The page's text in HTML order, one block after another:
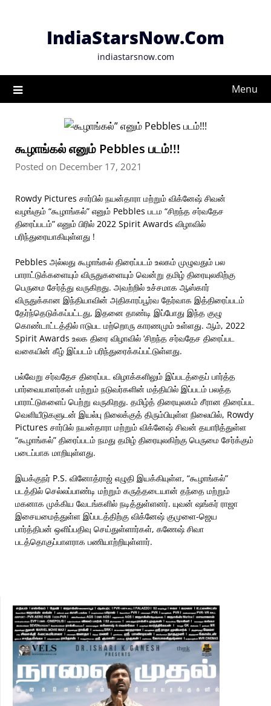
IndiaStarsNow.Com
indiastarsnow.com
Menu
கூழாங்கல் எனும் Pebbles படம்!!!
Posted on December 17, 2021
Rowdy Pictures சார்பில் நயன்தாரா மற்றும் விக்னேஷ் சிவன்
வழங்கும் “கூழாங்கல்” எனும் Pebbles படம “சிறந்த சர்வதேச
திரைப்படம்” எனும் பிரில் 2022 Spirit Awards விழாவில்
பரிந்துரையாகியுள்ளது !
Pebbles அல்லது கூழாங்கல் திரைப்படம் உலகம் முழுவதும் பல
பாராட்டுக்களையும் விருதுகளையும் வென்று தமிழ் திரையுலகிற்கு
பெருமை சேர்த்து வருகிறது. அவற்றில் உச்சமாக ஆஸ்கார்
விருதுக்கான இந்தியாவின் அதிகாரப்பூர்வ தேர்வாக இத்திரைப்படம்
தேர்ந்தெடுக்கப்பட்டது, இதனை தாண்டி இப்போது இந்த குழு
கொண்டாட்டத்தில் ஈடுபட மற்றொரு காரணமும் உள்ளது. ஆம், 2022
Spirit Awards உலக திரை விழாவில் ‘சிறந்த சர்வதேச திரைப்பட
வகையின் கீழ் இப்படம் பரிந்துரைக்கப்பட்டுள்ளது.
பல்வேறு சர்வதேச திரைப்பட விழாக்களிலும் இப்படத்தைப் பார்த்த
பார்வையாளர்கள் மற்றும் நடுவர்களின் மத்தியில் இப்படம் பலத்த
பாராட்டுகளைப் பெற்று வருகிறது. தமிழ்த் திரையுலகம் சீரான திரைப்பட
வெளியீடுகளுடன் இயல்பு நிலைக்குத் திரும்பியுள்ள நிலையில், Rowdy
Pictures சார்பில் நயன்தாரா மற்றும் விக்னேஷ் சிவன் தயாரித்துள்ள
“கூழாங்கல்” திரைப்படம் நமது தமிழ் திரையுலகிற்கு பெருமை சேர்க்கும்
படைப்பாக மாறியுள்ளது.
இயக்குநர் P.S. வினோத்ராஜ் எழுதி இயக்கியுள்ள, “கூழாங்கல்”
படத்தில் செல்லப்பாண்டி மற்றும் கருத்தடையான் தந்தை மற்றும்
மகனாக முக்கிய வேடங்களில் நடித்துள்ளனர். யுவன் ஷங்கர் ராஜா
இசையமைத்துள்ள இப்படத்திற்கு விக்னேஷ் குமுளை-ஜெய
பார்த்திபன் ஒளிப்பதிவு செய்துள்ளார்கள், கணேஷ் சிவா
படத்தொகுப்பாளராக பணியாற்றியுள்ளார்.